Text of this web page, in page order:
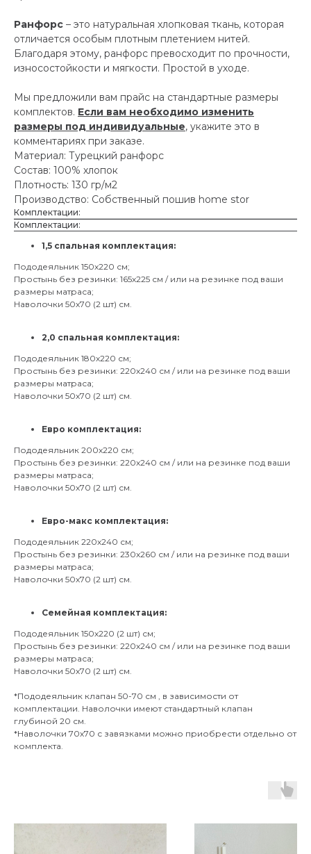
Ранфорс – это натуральная хлопковая ткань, которая
отличается особым плотным плетением нитей.
Благодаря этому, ранфорс превосходит по прочности,
износостойкости и мягкости. Простой в уходе.
Мы предложили вам прайс на стандартные размеры
комплектов. Если вам необходимо изменить
размеры под индивидуальные, укажите это в
комментариях при заказе.
Материал: Турецкий ранфорс
Состав: 100% хлопок
Плотность: 130 гр/м2
Производство: Собственный пошив home stor
Комплектации:
Комплектации:
1,5 спальная комплектация:
Пододеяльник 150х220 см;
Простынь без резинки: 165х225 см / или на резинке под ваши
размеры матраса;
Наволочки 50х70 (2 шт) см.
2,0 спальная комплектация:
Пододеяльник 180х220 см;
Простынь без резинки: 220х240 см / или на резинке под ваши
размеры матраса;
Наволочки 50х70 (2 шт) см.
Евро комплектация:
Пододеяльник 200х220 см;
Простынь без резинки: 220х240 см / или на резинке под ваши
размеры матраса;
Наволочки 50х70 (2 шт) см.
Евро-макс комплектация:
Пододеяльник 220х240 см;
Простынь без резинки: 230х260 см / или на резинке под ваши
размеры матраса;
Наволочки 50х70 (2 шт) см.
Семейная комплектация:
Пододеяльник 150х220 (2 шт) см;
Простынь без резинки: 220х240 см / или на резинке под ваши
размеры матраса;
Наволочки 50х70 (2 шт) см.
*Пододеяльник клапан 50-70 см , в зависимости от
комплектации. Наволочки имеют стандартный клапан
глубиной 20 см.
*Наволочки 70х70 с завязками можно приобрести отдельно от
комплекта.